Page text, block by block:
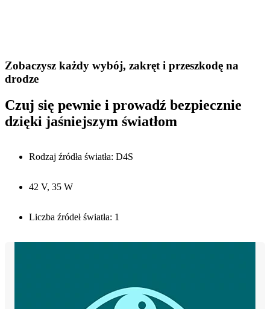
Zobaczysz każdy wybój, zakręt i przeszkodę na
drodze
Czuj się pewnie i prowadź bezpiecznie
dzięki jaśniejszym światłom
Rodzaj źródła światła: D4S
42 V, 35 W
Liczba źródeł światła: 1